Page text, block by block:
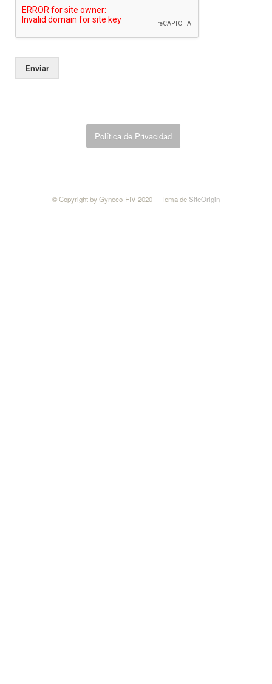
r
Enviar
Política de Privacidad
© Copyright by Gyneco-FIV 2020 Tema deSiteOrigin